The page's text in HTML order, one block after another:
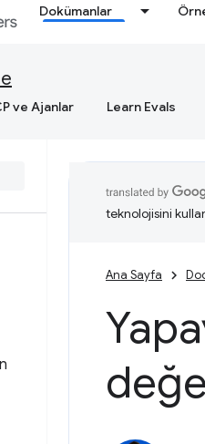
Dokümanlar
ve Ajanlar Learn Evals
teknolojisini
Ana Sayfa